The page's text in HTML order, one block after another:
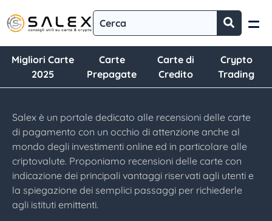
Migliori Carte
2025
Carte
Prepagate
Carte di
Credito
Crypto
Trading
Salex è un portale dedicato alle recensioni delle carte
di pagamento con un occhio di attenzione anche al
mondo degli investimenti online ed in particolare alle
criptovalute. Proponiamo recensioni delle carte con
indicazione dei principali vantaggi riservati agli utenti e
la spiegazione dei semplici passaggi per richiederle
agli istituti emittenti.